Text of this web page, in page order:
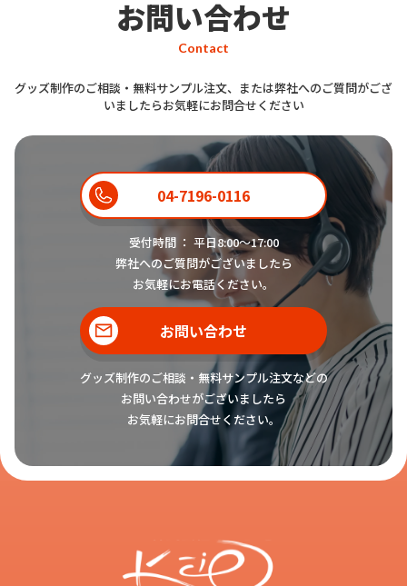
お問い合わせ
Contact
グッズ制作のご相談・無料サンプル注文、または弊社へのご質問がござ
いましたらお気軽にお問合せください
04-7196-0116
受付時間 ： 平日8:00〜17:00
弊社へのご質問がございましたら
お気軽にお電話ください。
お問い合わせ
グッズ制作のご相談・無料サンプル注文などの
お問い合わせがございましたら
お気軽にお問合せください。